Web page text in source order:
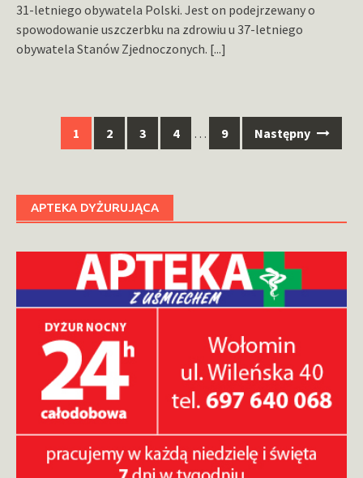
31-letniego obywatela Polski. Jest on podejrzewany o
spowodowanie uszczerbku na zdrowiu u 37-letniego
obywatela Stanów Zjednoczonych. [...]
Nawigacja
1 2 3 4 … 9 Następny
APTEKA DYŻURUJĄCA